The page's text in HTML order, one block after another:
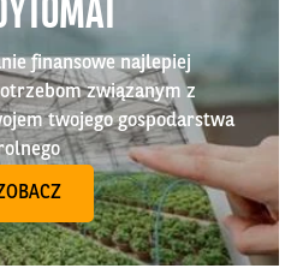
finansowe najlepiej
związanym z
twojego gospodarstwa